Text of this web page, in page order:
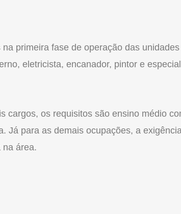
primeira fase de operação das
eletricista, encanador, pintor e
cargos, os requisitos são ensino médio
Já para as demais ocupações, a
na área.